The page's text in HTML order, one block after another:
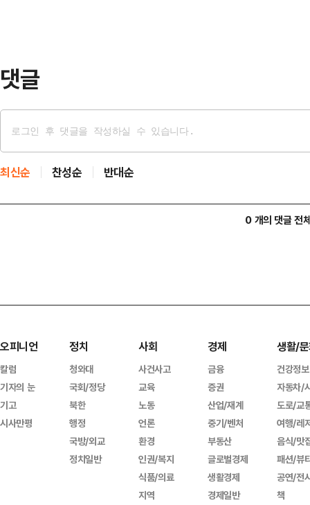
댓글
최신순 찬성순 반대순
0 개의 댓글 전
오피니언
칼럼
기자의 눈
기고
시사만평
정치
청와대
국회/정당
북한
행정
국방/외교
정치일반
사회
사건사고
교육
노동
언론
환경
인권/복지
식품/의료
지역
경제
금융
증권
산업/재계
중기/벤처
부동산
글로벌경제
생활경제
경제일반
생활/
건강정보
자동차/
도로/교
여행/레
음식/맛
패션/뷰
공연/전
책